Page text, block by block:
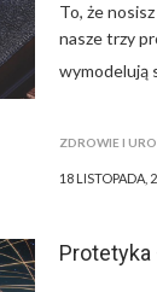
To, że
nasze trzy
wymodelują
ZDROWIE I
18 LISTOPADA,